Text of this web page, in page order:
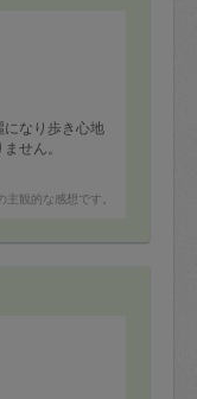
なり歩き心地
せん。
観的な感想です。